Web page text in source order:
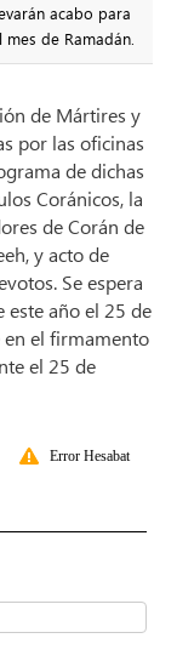
acabo para
de Ramadán.
de Mártires y
por las oficinas
de dichas
Coránicos, la
de Corán de
y acto de
Se espera
este año el 25 de
en el firmamento
el 25 de
Error Hesabat